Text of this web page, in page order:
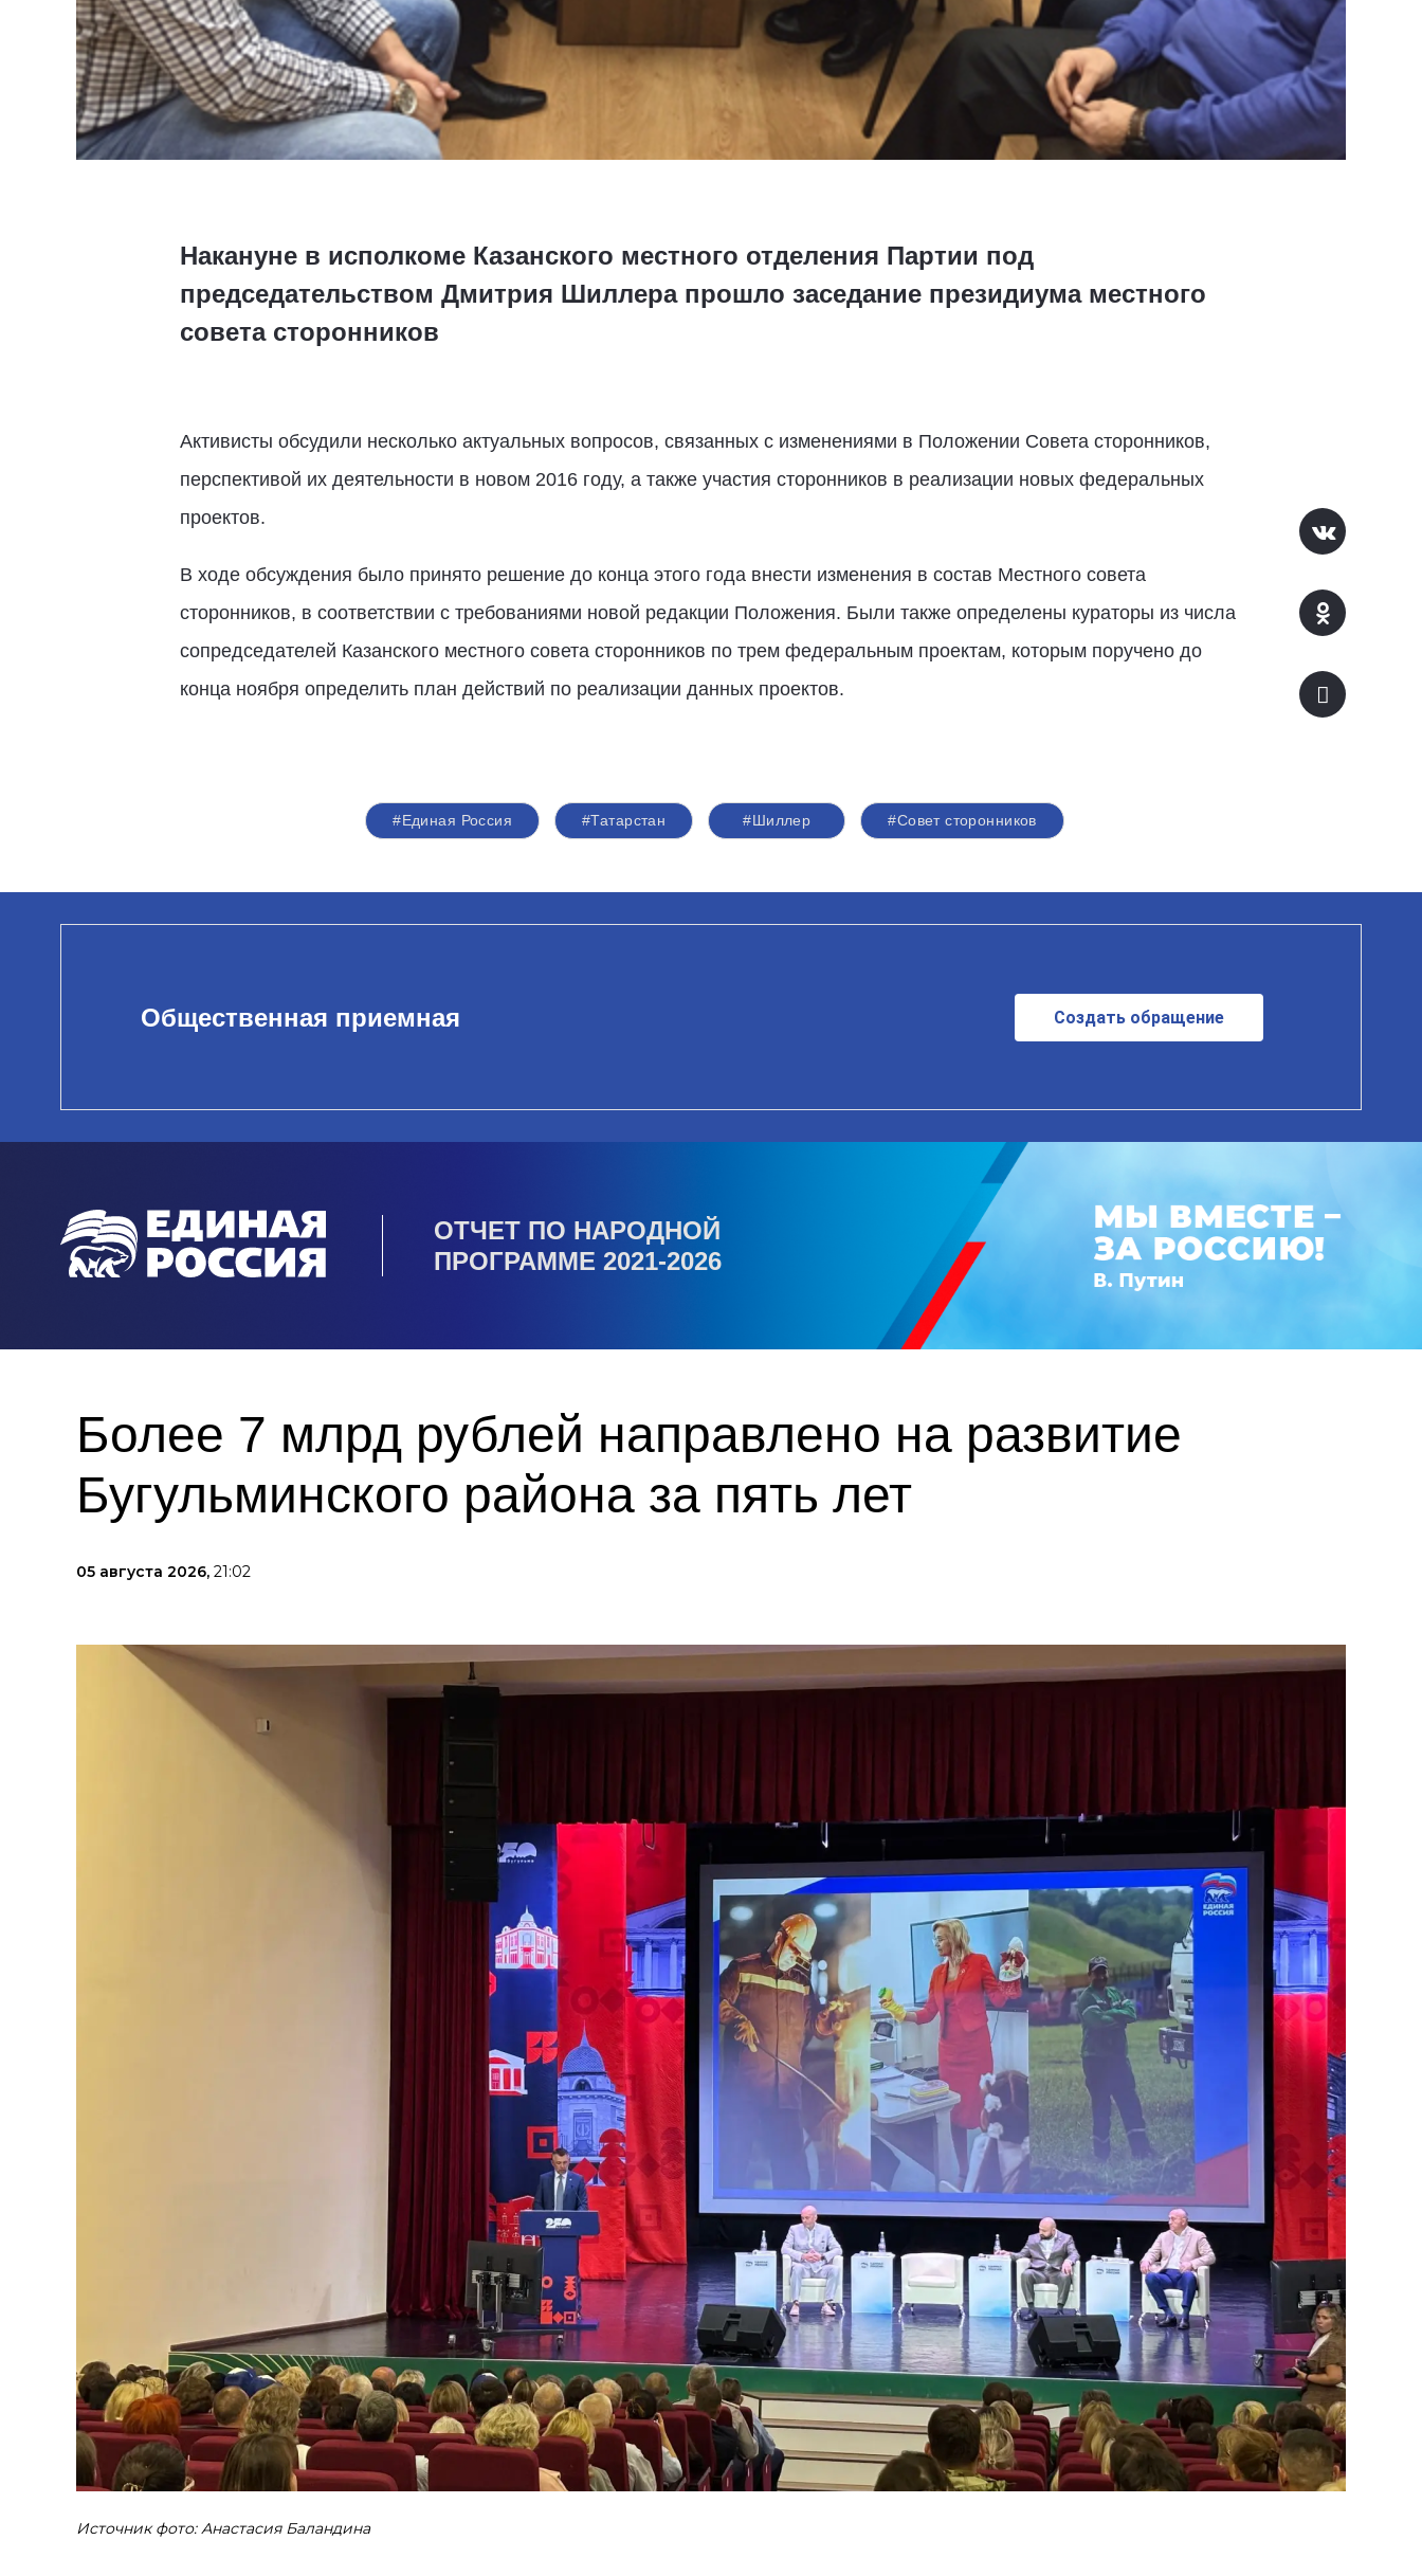
Накануне в исполкоме Казанского местного отделения Партии под
председательством Дмитрия Шиллера прошло заседание президиума местного
совета сторонников
Активисты обсудили несколько актуальных вопросов, связанных с изменениями в Положении Совета сторонников,
перспективой их деятельности в новом 2016 году, а также участия сторонников в реализации новых федеральных
проектов.
В ходе обсуждения было принято решение до конца этого года внести изменения в состав Местного совета
сторонников, в соответствии с требованиями новой редакции Положения. Были также определены кураторы из числа
сопредседателей Казанского местного совета сторонников по трем федеральным проектам, которым поручено до
конца ноября определить план действий по реализации данных проектов.
#Единая Россия #Татарстан #Шиллер #Совет сторонников
Общественная приемная Создать обращение
ОТЧЕТ ПО НАРОДНОЙ
ПРОГРАММЕ 2021-2026
Более 7 млрд рублей направлено на развитие
Бугульминского района за пять лет
05 августа 2026, 21:02
Источник фото: Анастасия Баландина